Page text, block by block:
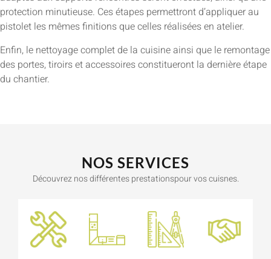
protection minutieuse. Ces étapes permettront d’appliquer au
pistolet les mêmes finitions que celles réalisées en atelier.
Enfin, le nettoyage complet de la cuisine ainsi que le remontage
des portes, tiroirs et accessoires constitueront la dernière étape
du chantier.
NOS SERVICES
Découvrez nos différentes prestationspour vos cuisnes.